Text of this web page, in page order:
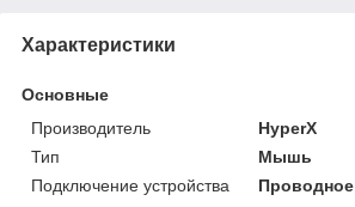
Характеристики
Основные
Производитель
HyperX
Тип
Мышь
Подключение устройства
Проводное